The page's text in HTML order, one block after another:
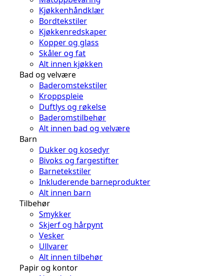
Kjøkkenhåndklær
Bordtekstiler
Kjøkkenredskaper
Kopper og glass
Skåler og fat
Alt innen kjøkken
Bad og velvære
Baderomstekstiler
Kroppspleie
Duftlys og røkelse
Baderomstilbehør
Alt innen bad og velvære
Barn
Dukker og kosedyr
Bivoks og fargestifter
Barnetekstiler
Inkluderende barneprodukter
Alt innen barn
Tilbehør
Smykker
Skjerf og hårpynt
Vesker
Ullvarer
Alt innen tilbehør
Papir og kontor